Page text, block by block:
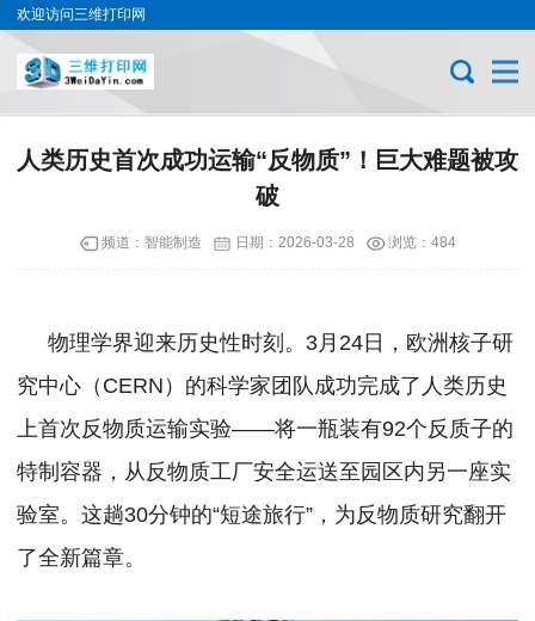
欢迎访问三维打印网
人类历史首次成功运输“反物质”！巨大难题被攻
破
频道： 智能制造 日期： 2026-03-28 浏览：484
物理学界迎来历史性时刻。3月24日，欧洲核子研
究中心（CERN）的科学家团队成功完成了人类历史
上首次反物质运输实验——将一瓶装有92个反质子的
特制容器，从反物质工厂安全运送至园区内另一座实
验室。这趟30分钟的“短途旅行”，为反物质研究翻开
了全新篇章。